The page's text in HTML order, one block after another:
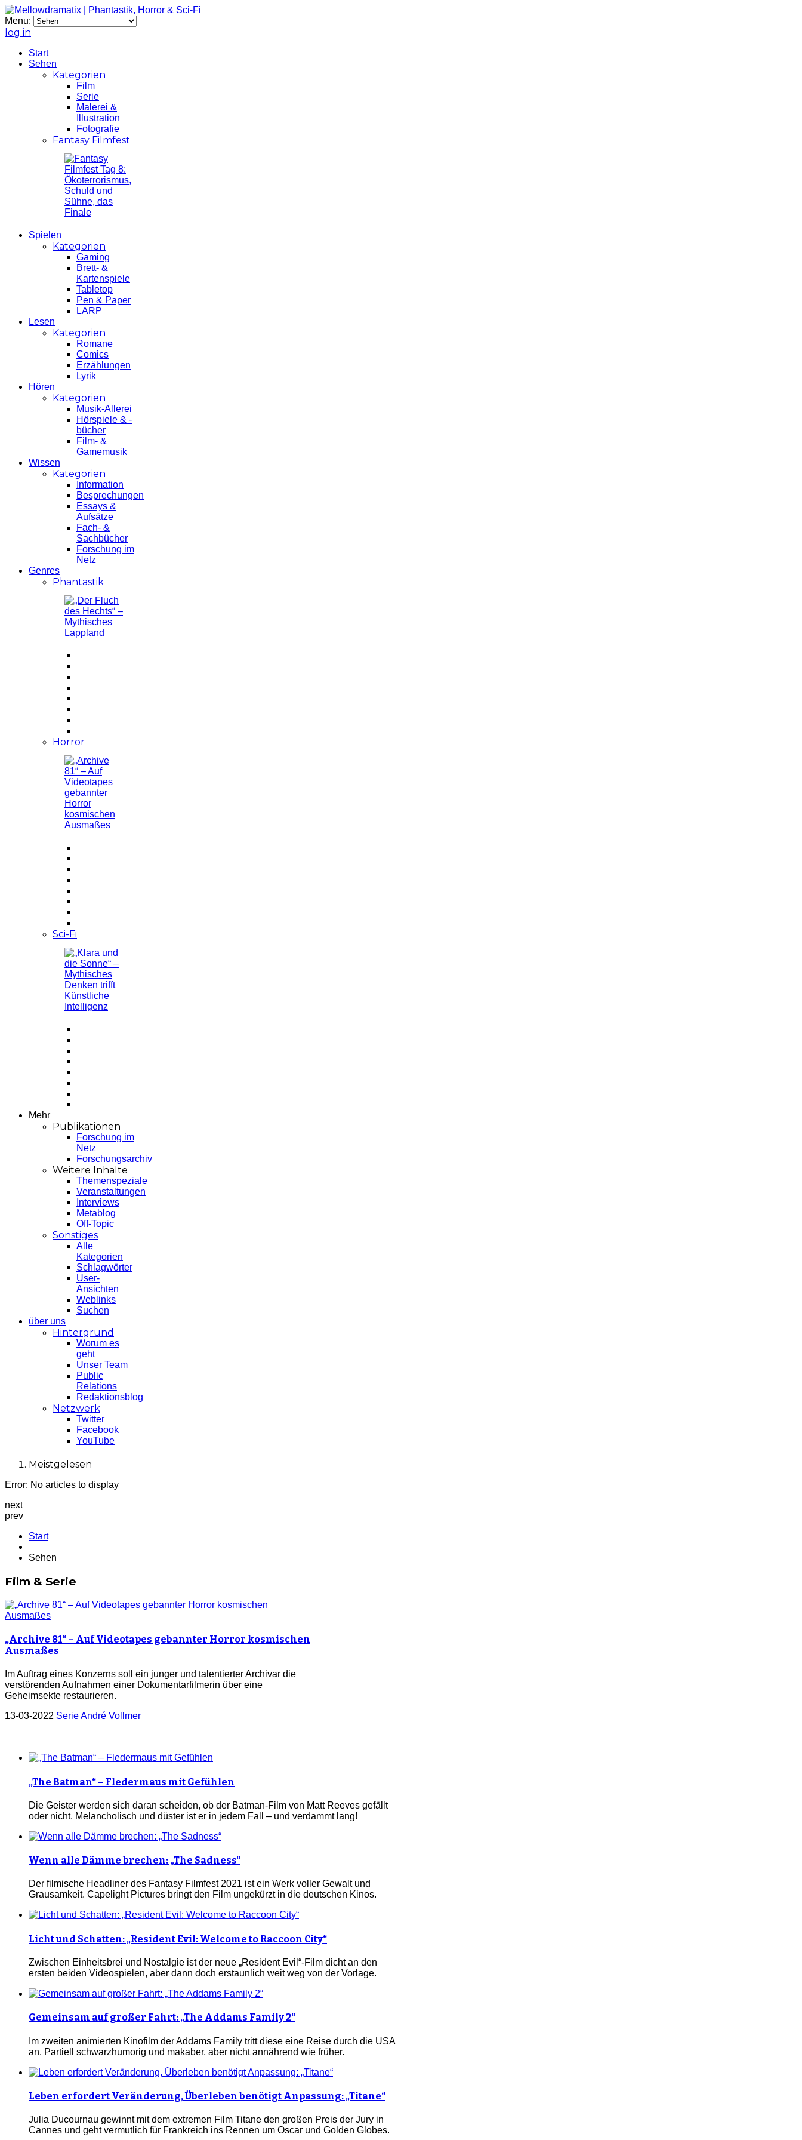
Menu:
log in
Start
Sehen
Kategorien
Film
Serie
Malerei &
Illustration
Fotografie
Fantasy Filmfest
Spielen
Kategorien
Gaming
Brett- &
Kartenspiele
Tabletop
Pen & Paper
LARP
Lesen
Kategorien
Romane
Comics
Erzählungen
Lyrik
Hören
Kategorien
Musik-Allerei
Hörspiele & -
bücher
Film- &
Gamemusik
Wissen
Kategorien
Information
Besprechungen
Essays &
Aufsätze
Fach- &
Sachbücher
Forschung im
Netz
Genres
Phantastik
Horror
Sci-Fi
Mehr
Publikationen
Forschung im
Netz
Forschungsarchiv
Weitere Inhalte
Themenspeziale
Veranstaltungen
Interviews
Metablog
Off-Topic
Sonstiges
Alle
Kategorien
Schlagwörter
User-
Ansichten
Weblinks
Suchen
über uns
Hintergrund
Worum es
geht
Unser Team
Public
Relations
Redaktionsblog
Netzwerk
Twitter
Facebook
YouTube
Meistgelesen
Error: No articles to display
next
prev
Start
Sehen
Film & Serie
„Archive 81“ – Auf Videotapes gebannter Horror kosmischen
Ausmaßes
Im Auftrag eines Konzerns soll ein junger und talentierter Archivar die
verstörenden Aufnahmen einer Dokumentarfilmerin über eine
Geheimsekte restaurieren.
13-03-2022 SerieAndré Vollmer
„The Batman“ – Fledermaus mit Gefühlen
Die Geister werden sich daran scheiden, ob der Batman-Film von Matt Reeves gefällt
oder nicht. Melancholisch und düster ist er in jedem Fall – und verdammt lang!
Wenn alle Dämme brechen: „The Sadness“
Der filmische Headliner des Fantasy Filmfest 2021 ist ein Werk voller Gewalt und
Grausamkeit. Capelight Pictures bringt den Film ungekürzt in die deutschen Kinos.
Licht und Schatten: „Resident Evil: Welcome to Raccoon City“
Zwischen Einheitsbrei und Nostalgie ist der neue „Resident Evil“-Film dicht an den
ersten beiden Videospielen, aber dann doch erstaunlich weit weg von der Vorlage.
Gemeinsam auf großer Fahrt: „The Addams Family 2“
Im zweiten animierten Kinofilm der Addams Family tritt diese eine Reise durch die USA
an. Partiell schwarzhumorig und makaber, aber nicht annährend wie früher.
Leben erfordert Veränderung, Überleben benötigt Anpassung: „Titane“
Julia Ducournau gewinnt mit dem extremen Film Titane den großen Preis der Jury in
Cannes und geht vermutlich für Frankreich ins Rennen um Oscar und Golden Globes.